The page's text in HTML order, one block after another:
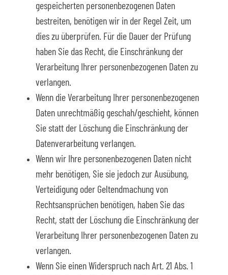
gespeicherten personenbezogenen Daten
bestreiten, benötigen wir in der Regel Zeit, um
dies zu überprüfen. Für die Dauer der Prüfung
haben Sie das Recht, die Einschränkung der
Verarbeitung Ihrer personenbezogenen Daten zu
verlangen.
Wenn die Verarbeitung Ihrer personenbezogenen
Daten unrechtmäßig geschah/geschieht, können
Sie statt der Löschung die Einschränkung der
Datenverarbeitung verlangen.
Wenn wir Ihre personenbezogenen Daten nicht
mehr benötigen, Sie sie jedoch zur Ausübung,
Verteidigung oder Geltendmachung von
Rechtsansprüchen benötigen, haben Sie das
Recht, statt der Löschung die Einschränkung der
Verarbeitung Ihrer personenbezogenen Daten zu
verlangen.
Wenn Sie einen Widerspruch nach Art. 21 Abs. 1